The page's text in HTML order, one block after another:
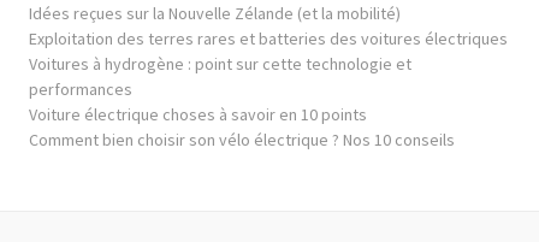
Idées reçues sur la Nouvelle Zélande (et la mobilité)
Exploitation des terres rares et batteries des voitures électriques
Voitures à hydrogène : point sur cette technologie et
performances
Voiture électrique choses à savoir en 10 points
Comment bien choisir son vélo électrique ? Nos 10 conseils